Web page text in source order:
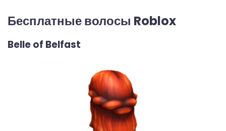
Бесплатные волосы Roblox
Belle of Belfast